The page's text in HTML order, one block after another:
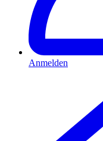
Anmelden